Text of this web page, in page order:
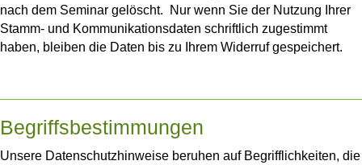
nach dem Seminar gelöscht. Nur wenn Sie der Nutzung Ihrer
Stamm- und Kommunikationsdaten schriftlich zugestimmt
haben, bleiben die Daten bis zu Ihrem Widerruf gespeichert.
Begriffsbestimmungen
Unsere Datenschutzhinweise beruhen auf Begrifflichkeiten, die